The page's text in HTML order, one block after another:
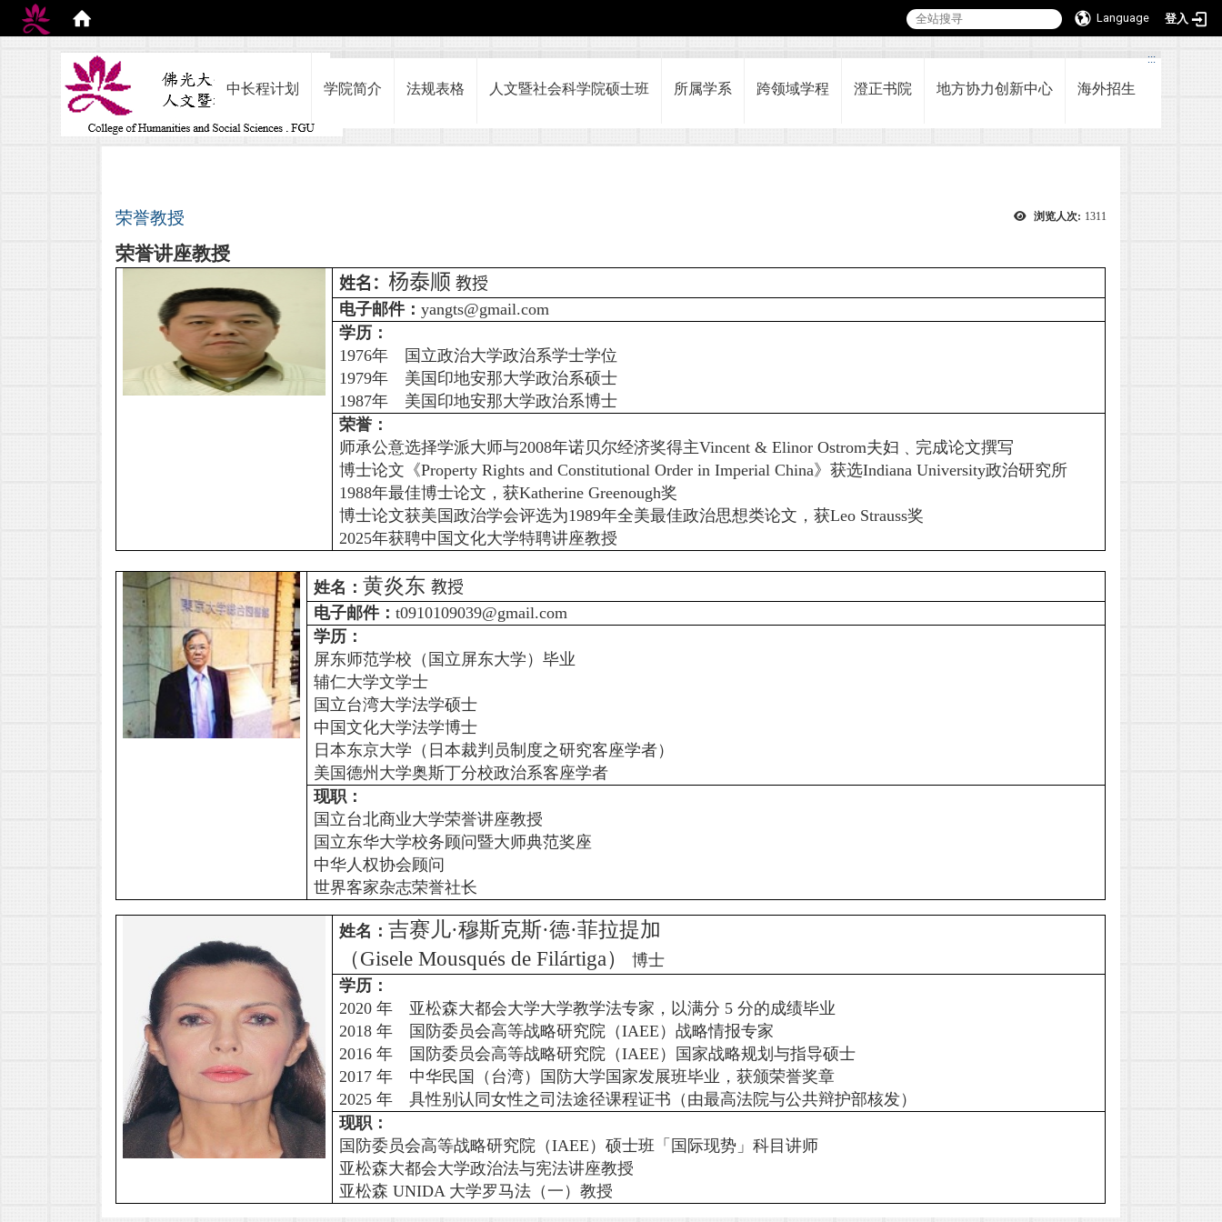
Language 登入
:::
中长程计划
学院简介 法规表格 人文暨社会科学院硕士班 所属学系 跨领域学程 澄正书院 地方协力创新中心 海外招生
浏览人次: 1311
荣誉教授
荣誉讲座教授
姓名： 杨泰顺 教授
电子邮件：yangts@gmail.com
学历：
1976年 国立政治大学政治系学士学位
1979年 美国印地安那大学政治系硕士
1987年 美国印地安那大学政治系博士
荣誉：
师承公意选择学派大师与2008年诺贝尔经济奖得主Vincent & Elinor Ostrom夫妇﹑完成论文撰写
博士论文《Property Rights and Constitutional Order in Imperial China》获选Indiana University政治研究所
1988年最佳博士论文，获Katherine Greenough奖
博士论文获美国政治学会评选为1989年全美最佳政治思想类论文，获Leo Strauss奖
2025年获聘中国文化大学特聘讲座教授
姓名：黄炎东教授
电子邮件：t0910109039@gmail.com
学历：
屏东师范学校（国立屏东大学）毕业
辅仁大学文学士
国立台湾大学法学硕士
中国文化大学法学博士
日本东京大学（日本裁判员制度之研究客座学者）
美国德州大学奥斯丁分校政治系客座学者
现职：
国立台北商业大学荣誉讲座教授
国立东华大学校务顾问暨大师典范奖座
中华人权协会顾问
世界客家杂志荣誉社长
姓名：吉赛儿·穆斯克斯·德·菲拉提加
（Gisele Mousqués de Filártiga）
博士
学历：
2020 年 亚松森大都会大学大学教学法专家，以满分 5 分的成绩毕业
2018 年 国防委员会高等战略研究院（IAEE）战略情报专家
2016 年 国防委员会高等战略研究院（IAEE）国家战略规划与指导硕士
2017 年 中华民国（台湾）国防大学国家发展班毕业，获颁荣誉奖章
2025 年 具性别认同女性之司法途径课程证书（由最高法院与公共辩护部核发）
现职：
国防委员会高等战略研究院（IAEE）硕士班「国际现势」科目讲师
亚松森大都会大学政治法与宪法讲座教授
亚松森 UNIDA 大学罗马法（一）教授